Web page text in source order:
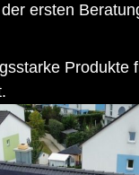
ersten
Produkte